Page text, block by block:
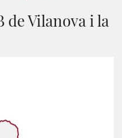
de Vilanova i la